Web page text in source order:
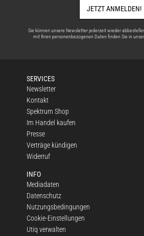
JETZT ANMELDEN!
Sie können unsere Newsletter jederzeit wieder
mit Ihren personenbezogenen Daten finden Sie in
SERVICES
Newsletter
Kontakt
Spektrum Shop
Im Handel kaufen
Presse
Verträge kündigen
Widerruf
INFO
Mediadaten
Datenschutz
Nutzungsbedingungen
Cookie-Einstellungen
Utiq verwalten